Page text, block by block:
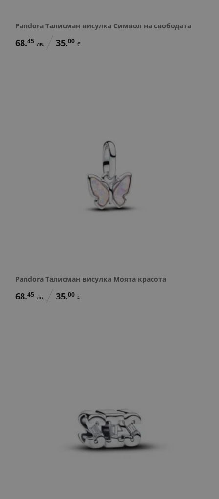
Pandora Талисман висулка Символ на свободата
68.45 лв. 35.00 €
Pandora Талисман висулка Моята красота
68.45 лв. 35.00 €